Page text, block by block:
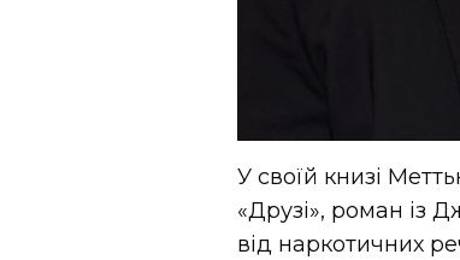
У своїй книзі
«Друзі», роман із
від наркотичних